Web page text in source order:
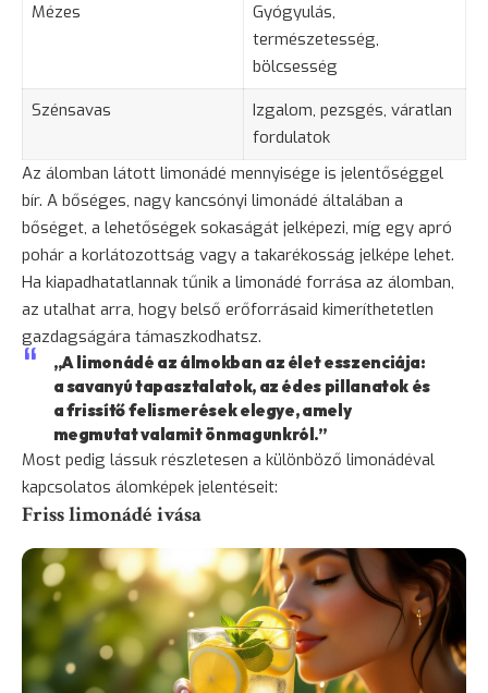
Mézes
Gyógyulás,
természetesség,
bölcsesség
Szénsavas
Izgalom, pezsgés, váratlan
fordulatok
Az álomban látott limonádé mennyisége is jelentőséggel
bír. A bőséges, nagy kancsónyi limonádé általában a
bőséget, a lehetőségek sokaságát jelképezi, míg egy apró
pohár a korlátozottság vagy a takarékosság jelképe lehet.
Ha kiapadhatatlannak tűnik a limonádé forrása az álomban,
az utalhat arra, hogy belső erőforrásaid kimeríthetetlen
gazdagságára támaszkodhatsz.
„A limonádé az álmokban az élet esszenciája:
a savanyú tapasztalatok, az édes pillanatok és
a frissítő felismerések elegye, amely
megmutat valamit önmagunkról.”
Most pedig lássuk részletesen a különböző limonádéval
kapcsolatos álomképek jelentéseit:
Friss limonádé ivása